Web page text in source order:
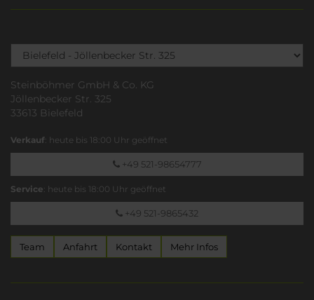
Steinböhmer GmbH & Co. KG
Jöllenbecker Str. 325
33613 Bielefeld
Verkauf: heute bis 18:00 Uhr geöffnet
+49 521-98654777
Service: heute bis 18:00 Uhr geöffnet
+49 521-9865432
Team Anfahrt Kontakt Mehr Infos